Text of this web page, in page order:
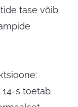
tase võib
s toetab